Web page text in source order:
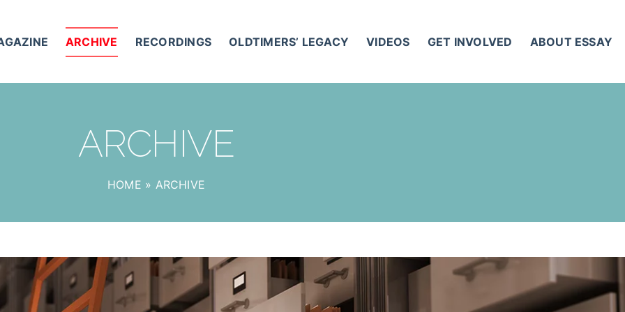
ARCHIVE RECORDINGS OLDTIMERS’ LEGACY VIDEOS GET INVOLVED ABOUT ESSAY
ARCHIVE
HOME » ARCHIVE